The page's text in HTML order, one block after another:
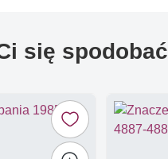
się spodobać